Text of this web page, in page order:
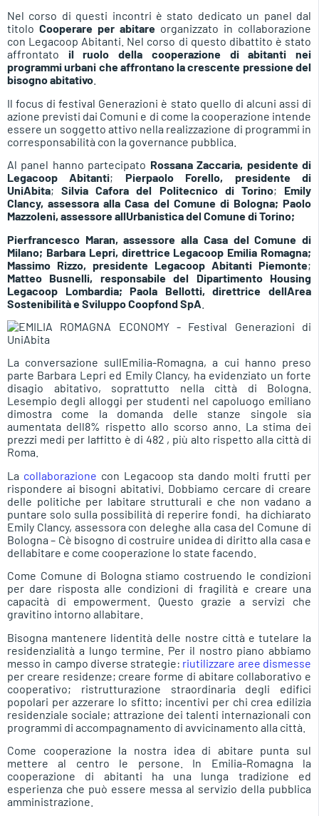
Nel corso di questi incontri è stato dedicato un panel dal
titolo Cooperare per abitare organizzato in collaborazione
con Legacoop Abitanti. Nel corso di questo dibattito è stato
affrontato il ruolo della cooperazione di abitanti nei
programmi urbani che affrontano la crescente pressione del
bisogno abitativo
Il focus di festival Generazioni è stato quello di alcuni assi di
azione previsti dai Comuni e di come la cooperazione intende
essere un soggetto attivo nella realizzazione di programmi in
corresponsabilità con la governance pubblica.
Al panel hanno partecipato Rossana Zaccaria, pesidente di
Legacoop Abitanti; Pierpaolo Forello, presidente di
UniAbita;Silvia Cafora del Politecnico di Torino; Emily
Clancy, assessora alla Casa del Comune di Bologna; Paolo
Mazzoleni, assessore allUrbanistica del Comune di Torino;
Pierfrancesco Maran, assessore alla Casa del Comune di
Milano; Barbara Lepri, direttrice Legacoop Emilia Romagna;
Massimo Rizzo, presidente Legacoop Abitanti Piemonte;
Matteo Busnelli, responsabile del Dipartimento Housing
Legacoop Lombardia; Paola Bellotti, direttrice dellArea
Sostenibilità e Sviluppo Coopfond SpA
La conversazione sullEmilia-Romagna, a cui hanno preso
parte Barbara Lepri ed Emily Clancy, ha evidenziato un forte
disagio abitativo, soprattutto nella città di Bologna.
Lesempio degli alloggi per studenti nel capoluogo emiliano
dimostra come la domanda delle stanze singole sia
aumentata dell8% rispetto allo scorso anno. La stima dei
prezzi medi per laffitto è di 482 , più alto rispetto alla città di
Roma.
La collaborazione con Legacoop sta dando molti frutti per
rispondere ai bisogni abitativi. Dobbiamo cercare di creare
delle politiche per labitare strutturali e che non vadano a
puntare solo sulla possibilità di reperire fondi.  ha dichiarato
Emily Clancy, assessora con deleghe alla casa del Comune di
Bologna – Cè bisogno di costruire unidea di diritto alla casa e
dellabitare e come cooperazione lo state facendo.
Come Comune di Bologna stiamo costruendo le condizioni
per dare risposta alle condizioni di fragilità e creare una
capacità di empowerment. Questo grazie a servizi che
gravitino intorno allabitare.
Bisogna mantenere lidentità delle nostre città e tutelare la
residenzialità a lungo termine. Per il nostro piano abbiamo
messo in campo diverse strategie: riutilizzare aree dismesse
per creare residenze; creare forme di abitare collaborativo e
cooperativo; ristrutturazione straordinaria degli edifici
popolari per azzerare lo sfitto; incentivi per chi crea edilizia
residenziale sociale; attrazione dei talenti internazionali con
programmi di accompagnamento di avvicinamento alla città.
Come cooperazione la nostra idea di abitare punta sul
mettere al centro le persone. In Emilia-Romagna la
cooperazione di abitanti ha una lunga tradizione ed
esperienza che può essere messa al servizio della pubblica
amministrazione.